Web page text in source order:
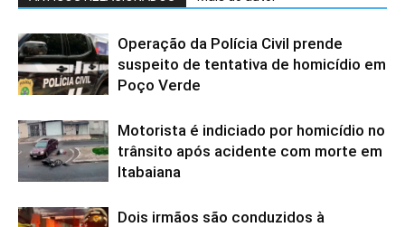
Operação da Polícia Civil prende
suspeito de tentativa de homicídio em
Poço Verde
Motorista é indiciado por homicídio no
trânsito após acidente com morte em
Itabaiana
Dois irmãos são conduzidos à